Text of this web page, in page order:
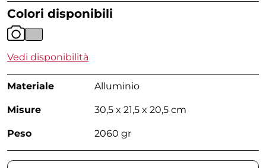
Colori disponibili
Vedi disponibilità
Materiale Alluminio
Misure 30,5 x 21,5 x 20,5 cm
Peso 2060 gr